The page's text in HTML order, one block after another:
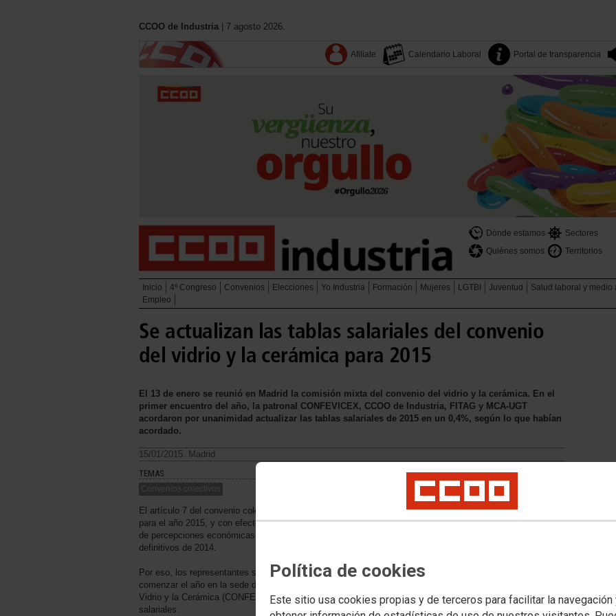
Política de cookies
Este sitio usa cookies propias y de terceros para facilitar la navegación
CCOO de Industria | 7 agosto 2026.
Afiliate Calendario Laboral Portal de transparencia
Dónde estamos Sectores
Quiénes somos
Territorios
Inicio 4º Congreso Convenios Elecciones Yo Industria Formación Mujeres LGTBI Juventud Salud laboral y medio
Empleo
Se actualizan las tablas salariales del convenio
del vidrio y la cerámica para 2015
El 13 de enero se reunió en Madrid la comisión mixta del convenio del vidrio y la cerámica. En el
primer encuentro del año, la patronal CONFEVICEX, CCOO de Industria, FITAG y MCA-UGT
acordaron por unanimidad actualizar las tablas salariales de 2015 en un 0,4%, según lo que habían
acordado.
15/01/2015. Madrid
TEMAS
Convenios colectivos
El artículo 7 del convenio colectivo del vidrio y la cerámica establece que,
para el año 2015, y con efectos desde el 1 de enero, la tabla salarial y el resto
de percepciones económicas se incrementarán en un 0,4% sobre los valores
definitivos de 2014.
Por eso, los representantes sindicales y empresariales se reunieron nada más
comenzar el año en la sede de la Confederación Empresarial Española del
Vidrio y la Cerámica (CONFEVICEX) en Madrid para actualizar las tablas
salariales.